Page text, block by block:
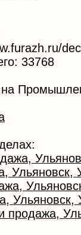
33768
Ульяновск,
Ульяновск,
продажа,